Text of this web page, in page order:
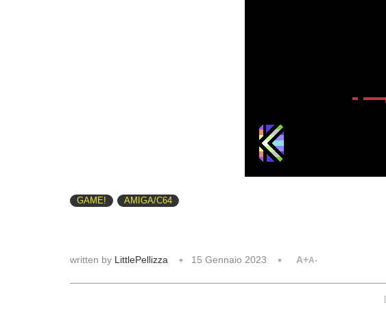
GAME! AMIGA/C64
written by LittlePellizza 15 Gennaio 2023 A+A-